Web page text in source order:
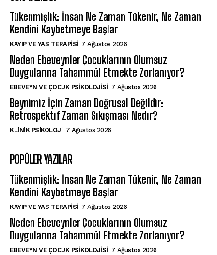
Tükenmişlik: İnsan Ne Zaman Tükenir, Ne Zaman
Kendini Kaybetmeye Başlar
KAYIP VE YAS TERAPISI 7 Ağustos 2026
Neden Ebeveynler Çocuklarının Olumsuz
Duygularına Tahammül Etmekte Zorlanıyor?
EBEVEYN VE ÇOCUK PSIKOLOJISI 7 Ağustos 2026
Beynimiz İçin Zaman Doğrusal Değildir:
Retrospektif Zaman Sıkışması Nedir?
KLINIK PSIKOLOJI 7 Ağustos 2026
POPÜLER YAZILAR
Tükenmişlik: İnsan Ne Zaman Tükenir, Ne Zaman
Kendini Kaybetmeye Başlar
KAYIP VE YAS TERAPISI 7 Ağustos 2026
Neden Ebeveynler Çocuklarının Olumsuz
Duygularına Tahammül Etmekte Zorlanıyor?
EBEVEYN VE ÇOCUK PSIKOLOJISI 7 Ağustos 2026